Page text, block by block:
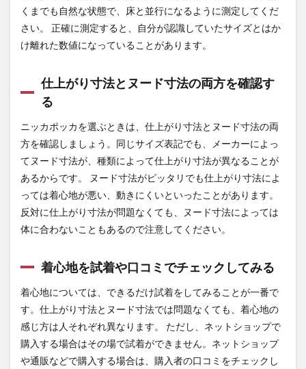
くまでも自然な状態で、床と並行になるように測定してくだ
さい。 正確に測定すると、自分が認識していたサイズとはか
け離れた数値になっていることがあります。
仕上がり寸法とヌード寸法の両方を確認す
る
ニッカポッカを選ぶときは、仕上がり寸法とヌード寸法の両
方を確認しましょう。同じサイズ表記でも、メーカーによっ
てヌード寸法が、種類によって仕上がり寸法が異なることが
あるからです。 ヌード寸法がピッタリでも仕上がり寸法によ
っては着心地が悪い、動きにくいといったことがあります。
反対に仕上がり寸法が問題なくても、ヌード寸法によっては
体に合わないこともあるので注意してください。
着心地を試着や口コミでチェックしてみる
着心地については、できるだけ試着をしてみることが一番で
す。仕上がり寸法とヌード寸法では問題なくても、着心地の
感じ方は人それぞれ異なります。 ただし、ネットショップで
購入する場合はその場で試着ができません。ネットショップ
や通販などで購入する場合は、購入者の口コミをチェックし